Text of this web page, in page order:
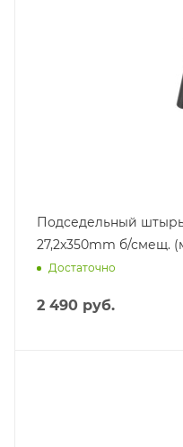
Подседельный
27,2x350mm б/смещ.
Достаточно
2 490 руб.